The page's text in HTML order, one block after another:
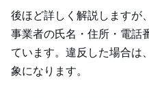
後ほど詳しく解説しますが
事業者の氏名・住所・電話
ています。違反した場合は
象になります。